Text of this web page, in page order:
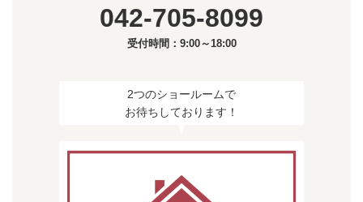
042-705-8099
受付時間：9:00～18:00
2つのショールームで
お待ちしております！